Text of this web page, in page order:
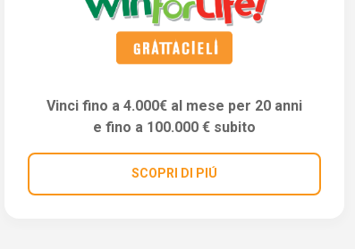
Vinci fino a 4.000€ al mese per 20 anni
e fino a 100.000 € subito
SCOPRI DI PIÚ